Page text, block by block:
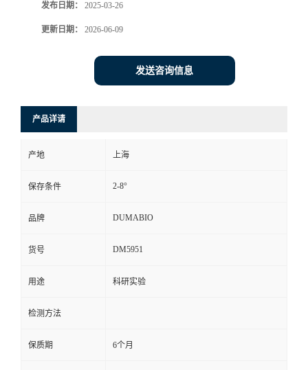
系
方
发布日期： 2025-03-26
更新日期： 2026-06-09
发送咨询信息
产品详请
产地 上海
保存条件 2-8°
品牌 DUMABIO
货号 DM5951
用途 科研实验
检测方法
保质期 6个月